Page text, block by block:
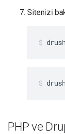
Sitenizi
PHP ve